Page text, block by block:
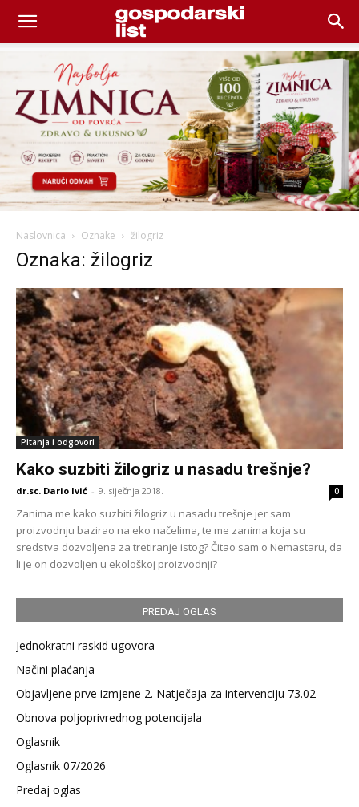
Naslovnica Oznake žilogriz
Oznaka: žilogriz
Pitanja i odgovori
Kako suzbiti žilogriz u nasadu trešnje?
dr.sc. Dario Ivić - 9. siječnja 2018. 0
Zanima me kako suzbiti žilogriz u nasadu trešnje jer sam
proizvodnju bazirao na eko načelima, te me zanima koja su
sredstva dozvoljena za tretiranje istog? Čitao sam o Nemastaru, da
li je on dozvoljen u ekološkoj proizvodnji?
PREDAJ OGLAS
Jednokratni raskid ugovora
Načini plaćanja
Objavljene prve izmjene 2. Natječaja za intervenciju 73.02
Obnova poljoprivrednog potencijala
Oglasnik
Oglasnik 07/2026
Predaj oglas